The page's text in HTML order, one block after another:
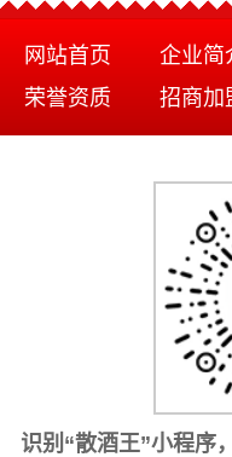
网站首页 企业简
荣誉资质
招商加
识别“散酒王”小程序